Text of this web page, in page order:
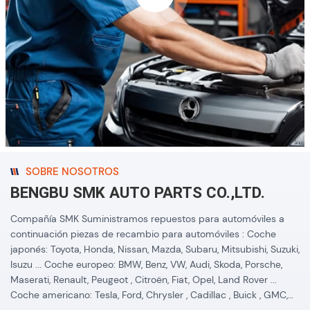
Package Neutral
Package or with Your
Logo Package Service
OEM & ODM
SOBRE NOSOTROS
BENGBU SMK AUTO PARTS CO.,LTD.
Compañía SMK Suministramos repuestos para automóviles a
continuación piezas de recambio para automóviles : Coche
japonés: Toyota, Honda, Nissan, Mazda, Subaru, Mitsubishi, Suzuki,
Isuzu ... Coche europeo: BMW, Benz, VW, Audi, Skoda, Porsche,
Maserati, Renault, Peugeot , Citroën, Fiat, Opel, Land Rover ...
Coche americano: Tesla, Ford, Chrysler , Cadillac , Buick , GMC,